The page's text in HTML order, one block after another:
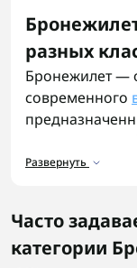
разных
Бронежилет —
современного
органов. Он
материалам и
ждя реальных
логистика, а
Развернуть
Часто
категории